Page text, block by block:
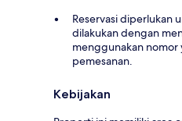
Reservasi diperlukan
dilakukan dengan
menggunakan nomor
pemesanan.
Kebijakan